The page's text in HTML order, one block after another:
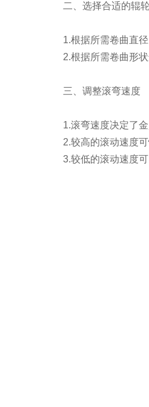
二、选择合适的辊
1.根据所需卷曲直径
2.根据所需卷曲形状
三、调整滚弯速度
1.滚弯速度决定了金
2.较高的滚动速度可
3.较低的滚动速度可